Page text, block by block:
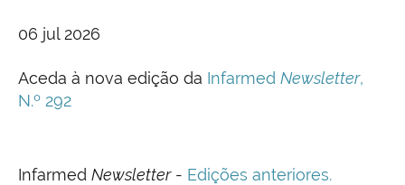
06 jul 2026
Aceda à nova edição da Infarmed Newsletter,
N.º 292
Infarmed Newsletter- Edições anteriores.